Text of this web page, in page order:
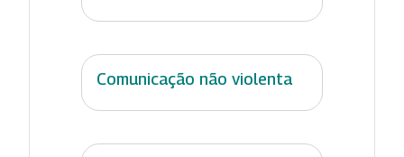
Comunicação não violenta